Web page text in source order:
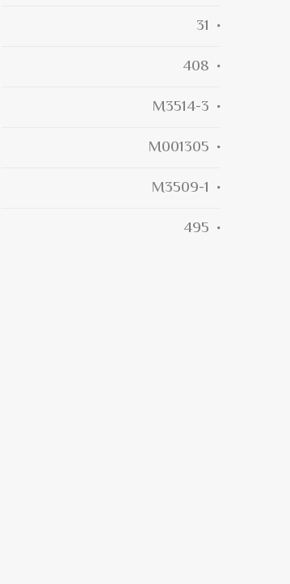
31
408
M3514-3
M001305
M3509-1
495